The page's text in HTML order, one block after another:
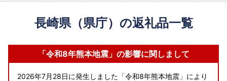
長崎県（県庁）の返礼品一覧
「令和8年熊本地震」の影響に関しまして
2026年7月28日に発生しました「令和8年熊本地震」により